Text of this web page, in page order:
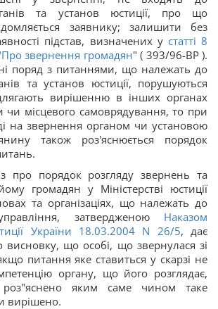
та установ юстиції, про що
заявнику; залишити без
підстав, визначених у статті 8
Про звернення громадян" ( 393/96-ВР ).
поряд з питаннями, що належать до
та установ юстиції, порушуються
вирішенню в інших органах
чи місцевого самоврядування, то при
на звернення органом чи установою
також роз'яснюється порядок
про порядок розгляду звернень та
громадян у Міністерстві юстиції
та організаціях, що належать до
затвердженою Наказом
України 18.03.2004 N 26/5, дає
що особі, що звернулася зі
питання яке ставиться у скарзі не
органу, що його розглядає,
яким саме чином таке
вирішено.